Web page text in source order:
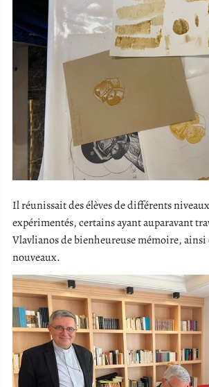
Il réunissait des élèves de différents
expérimentés, certains ayant auparavant
Vlavlianos de bienheureuse mémoire, ainsi
nouveaux.